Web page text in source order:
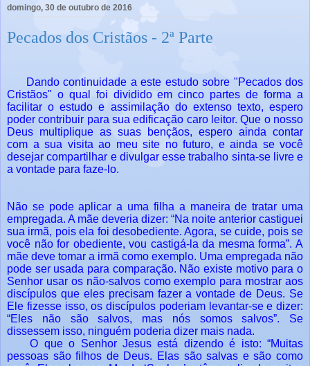
domingo, 30 de outubro de 2016
Pecados dos Cristãos - 2ª Parte
Dando continuidade a este estudo sobre "Pecados dos
Cristãos" o qual foi dividido em cinco partes de forma a
facilitar o estudo e assimilação do extenso texto, espero
poder contribuir para sua edificação caro leitor. Que o nosso
Deus multiplique as suas bençãos, espero ainda contar
com a sua visita ao meu site no futuro, e ainda se você
desejar compartilhar e divulgar esse trabalho sinta-se livre e
a vontade para faze-lo.
Não se pode aplicar a uma filha a maneira de tratar uma
empregada. A mãe deveria dizer: “Na noite anterior castiguei
sua irmã, pois ela foi desobediente. Agora, se cuide, pois se
você não for obediente, vou castigá-la da mesma forma”. A
mãe deve tomar a irmã como exemplo. Uma empregada não
pode ser usada para comparação. Não existe motivo para o
Senhor usar os não-salvos como exemplo para mostrar aos
discípulos que eles precisam fazer a vontade de Deus. Se
Ele fizesse isso, os discípulos poderiam levantar-se e dizer:
“Eles não são salvos, mas nós somos salvos”. Se
dissessem isso, ninguém poderia dizer mais nada.
O que o Senhor Jesus está dizendo é isto: “Muitas
pessoas são filhos de Deus. Elas são salvas e são como